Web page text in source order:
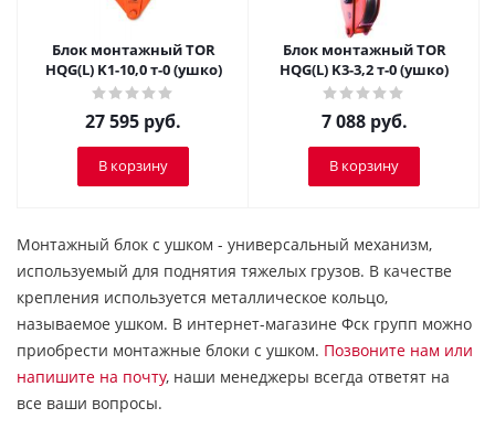
Блок монтажный TOR
HQG(L) K1-10,0 т-0 (ушко)
27 595 руб.
В корзину
Блок монтажный TOR
HQG(L) K3-3,2 т-0 (ушко)
7 088руб.
В корзину
Монтажный блок с ушком - универсальный механизм,
используемый для поднятия тяжелых грузов. В качестве
крепления используется металлическое кольцо,
называемое ушком. В интернет-магазине Фск групп можно
приобрести монтажные блоки с ушком. Позвоните нам или
напишите на почту, наши менеджеры всегда ответят на
все ваши вопросы.